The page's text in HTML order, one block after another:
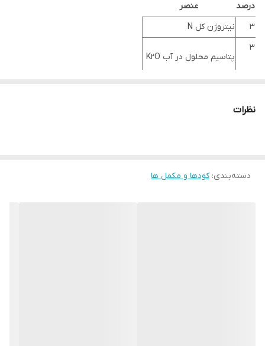
درصد
عنصر
3
نیتروژن کل N
3
پتاسیم محلول در آب K2O
35
کربن آلی
هدایت الکتریکی
نظرات
دسته‌بندی:کودها و مکمل ها